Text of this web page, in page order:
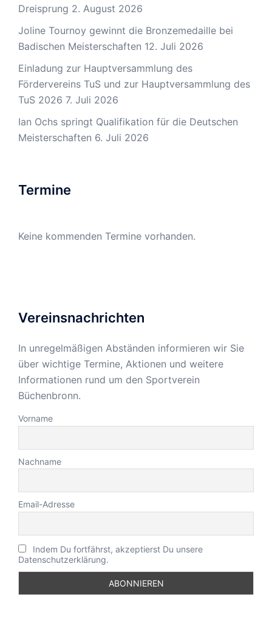
Dreisprung 2. August 2026
Joline Tournoy gewinnt die Bronzemedaille bei
Badischen Meisterschaften 12. Juli 2026
Einladung zur Hauptversammlung des
Fördervereins TuS und zur Hauptversammlung des
TuS 2026 7. Juli 2026
Ian Ochs springt Qualifikation für die Deutschen
Meisterschaften 6. Juli 2026
Termine
Keine kommenden Termine vorhanden.
Vereinsnachrichten
In unregelmäßigen Abständen informieren wir Sie
über wichtige Termine, Aktionen und weitere
Informationen rund um den Sportverein
Büchenbronn.
Vorname
Nachname
Email-Adresse
Indem Du fortfährst, akzeptierst Du unsere
Datenschutzerklärung.